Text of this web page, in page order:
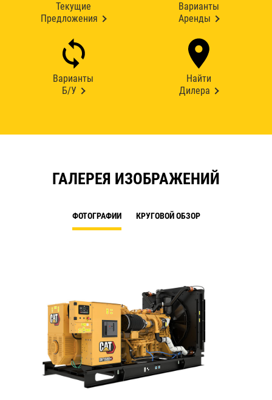
Текущие
Предложения
Варианты
Аренды
Варианты
Б/У
Найти
Дилера
ГАЛЕРЕЯ ИЗОБРАЖЕНИЙ
ФОТОГРАФИИ КРУГОВОЙ ОБЗОР